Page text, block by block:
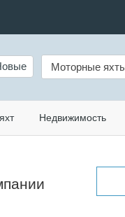
Недвижимость